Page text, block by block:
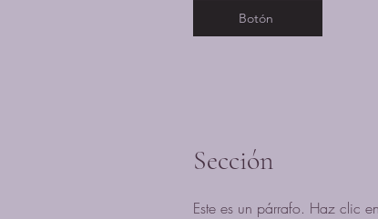
Botón
Sección
Este es un párrafo. Haz clic